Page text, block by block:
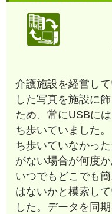
介護施設を経営し
した写真を施設に
ため、常にUSBに
ち歩いていました
ち歩いていなかっ
がない場合が何度か
いつでもどこでも
はないかと模索し
した。データを同